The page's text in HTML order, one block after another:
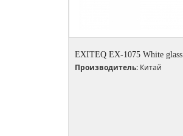
EXITEQ EX-1075 White glass
Производитель: Китай